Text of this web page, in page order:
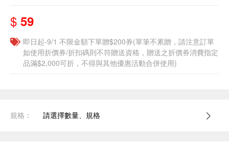
$ 59
即日起-9/1 不限金額下單贈$200券(單筆不累贈，請注意訂單
如使用折價券/折扣碼則不符贈送資格，贈送之折價券消費指定
品滿$2,000可折，不得與其他優惠活動合併使用)
規格： 請選擇數量、規格